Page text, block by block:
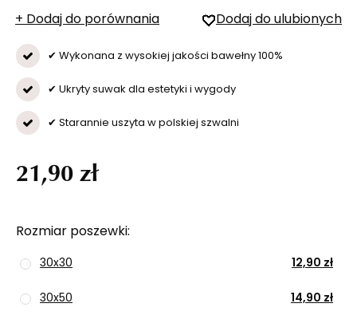
+ Dodaj do porównania Dodaj do ulubionych
✔ Wykonana z wysokiej jakości bawełny 100%
✔ Ukryty suwak dla estetyki i wygody
✔ Starannie uszyta w polskiej szwalni
Rozmiar poszewki
30x30 12,90 zł
30x50 14,90 zł
21,90 zł